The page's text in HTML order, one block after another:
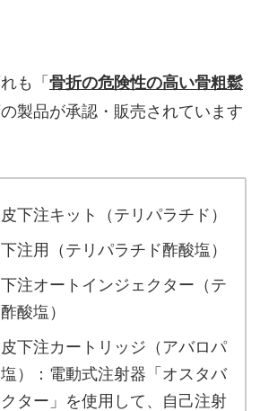
も「 骨折の危険性の高い骨粗鬆
製品が承認・販売されています
下注キット（テリパラチド）
注用（テリパラチド酢酸塩）
注オートインジェクター（テ
酸塩）
下注カートリッジ（アバロパ
）：電動式注射器「オスタバ
ター」を使用して、自己注射